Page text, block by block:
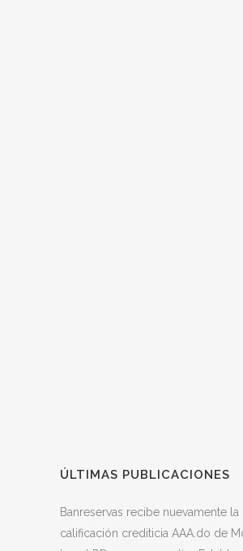
ÚLTIMAS PUBLICACIONES
Banreservas recibe nuevamente la
calificación crediticia AAA.do de